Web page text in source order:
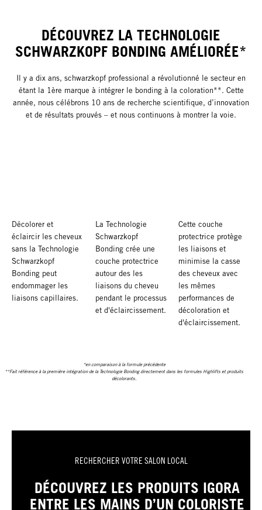
DÉCOUVREZ LA TECHNOLOGIE
SCHWARZKOPF BONDING AMÉLIORÉE*
Il y a dix ans, schwarzkopf professional a révolutionné le secteur en
étant la 1ère marque à intégrer le bonding à la coloration**. Cette
année, nous célébrons 10 ans de recherche scientifique, d’innovation
et de résultats prouvés – et nous continuons à montrer la voie.
Décolorer et
éclaircir les cheveux
sans la Technologie
Schwarzkopf
Bonding peut
endommager les
liaisons capillaires.
La Technologie
Schwarzkopf
Bonding crée une
couche protectrice
autour des les
liaisons du cheveu
pendant le processus
et d'éclaircissement.
Cette couche
protectrice protège
les liaisons et
minimise la casse
des cheveux avec
les mêmes
performances de
décoloration et
d'éclaircissement.
*en comparaison à la formule précédente
**Fait référence à la première intégration de la Technologie Bonding directement dans les formules Highlifts et produits
décolorants.
RECHERCHER VOTRE SALON LOCAL
DÉCOUVREZ LES PRODUITS IGORA
ENTRE LES MAINS D’UN COLORISTE